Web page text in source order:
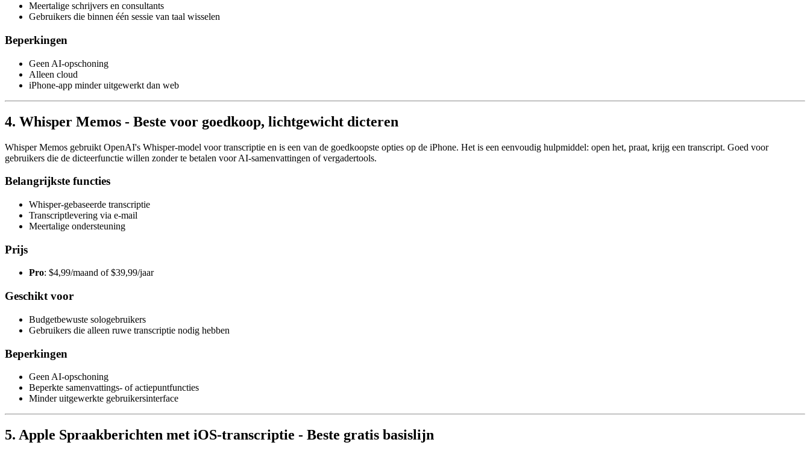
Meertalige schrijvers en consultants
Gebruikers die binnen één sessie van taal wisselen
Beperkingen
Geen AI-opschoning
Alleen cloud
iPhone-app minder uitgewerkt dan web
4. Whisper Memos - Beste voor goedkoop, lichtgewicht dicteren
Whisper Memos gebruikt OpenAI's Whisper-model voor transcriptie en is een van de goedkoopste opties op de iPhone. Het is een eenvoudig hulpmiddel: open het, praat, krijg een transcript. Goed voor
gebruikers die de dicteerfunctie willen zonder te betalen voor AI-samenvattingen of vergadertools.
Belangrijkste functies
Whisper-gebaseerde transcriptie
Transcriptlevering via e-mail
Meertalige ondersteuning
Prijs
Pro: $4,99/maand of $39,99/jaar
Geschikt voor
Budgetbewuste sologebruikers
Gebruikers die alleen ruwe transcriptie nodig hebben
Beperkingen
Geen AI-opschoning
Beperkte samenvattings- of actiepuntfuncties
Minder uitgewerkte gebruikersinterface
5. Apple Spraakberichten met iOS-transcriptie - Beste gratis basislijn